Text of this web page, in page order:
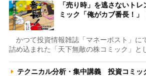
「売り時」を逃さないト
ミック「俺がカブ番長！」
かつて投資情報雑誌「マネーポスト」に
詰め込まれた「天下無敵の株コミック」と
テクニカル分析・集中講義 投資コミッ